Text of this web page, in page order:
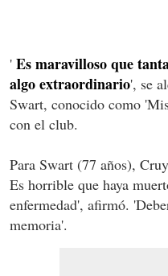
' Es maravilloso que
algo extraordinario', se
Swart, conocido como
con el club.
Para Swart (77 años),
Es horrible que haya
enfermedad', afirmó.
memoria'.